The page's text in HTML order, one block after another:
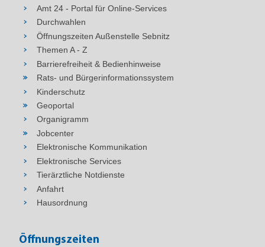
Amt 24 - Portal für Online-Services
Durchwahlen
Öffnungszeiten Außenstelle Sebnitz
Themen A - Z
Barrierefreiheit & Bedienhinweise
Rats- und Bürgerinformationssystem
Kinderschutz
Geoportal
Organigramm
Jobcenter
Elektronische Kommunikation
Elektronische Services
Tierärztliche Notdienste
Anfahrt
Hausordnung
Öffnungszeiten